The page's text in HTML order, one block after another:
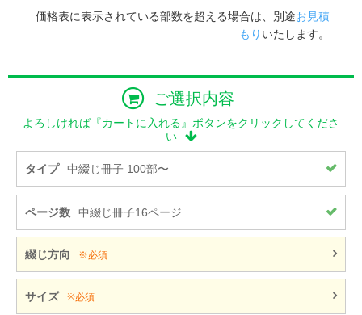
価格表に表示されている部数を超える場合は、別途お見積
もり いたします。
ご選択内容
よろしければ『カートに入れる』ボタンをクリックしてくださ
い
タイプ 中綴じ冊子 100部〜
ページ数 中綴じ冊子16ページ
綴じ方向 ※必須
サイズ ※必須